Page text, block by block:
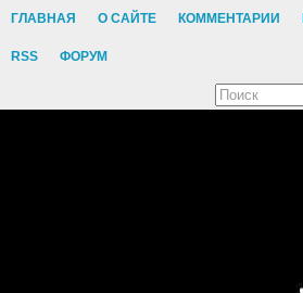
ГЛАВНАЯ О САЙТЕ КОММЕНТАРИИ
RSS ФОРУМ